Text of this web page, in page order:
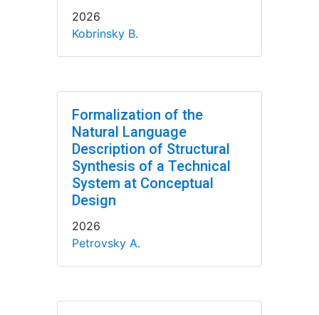
2026
Kobrinsky B.
Formalization of the
Natural Language
Description of Structural
Synthesis of a Technical
System at Conceptual
Design
2026
Petrovsky A.